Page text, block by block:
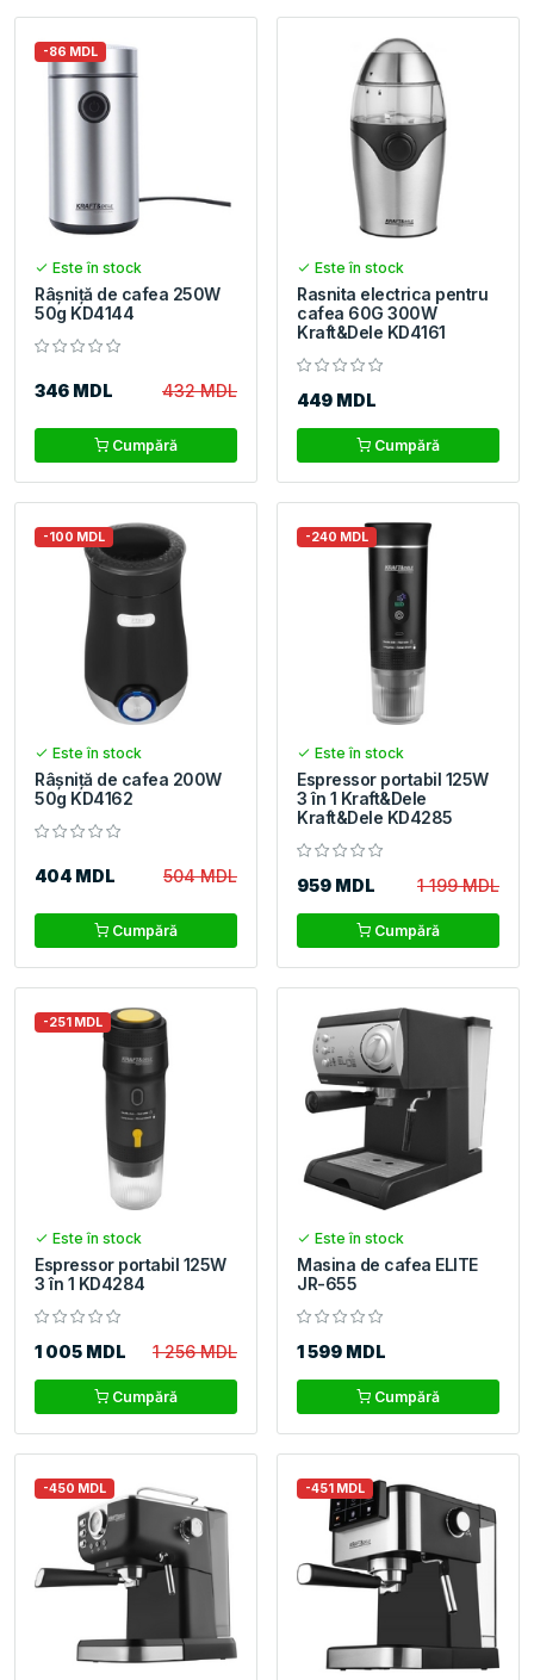
-86 MDL
Este în stock
Râșniță de cafea 250W
50g KD4144
346 MDL 432 MDL
Cumpără
Este în stock
Rasnita electrica pentru
cafea 60G 300W
Kraft&Dele KD4161
449 MDL
Cumpără
-100 MDL
Este în stock
Râșniță de cafea 200W
50g KD4162
404 MDL 504 MDL
Cumpără
-240 MDL
Este în stock
Espressor portabil 125W
3 în 1 Kraft&Dele
Kraft&Dele KD4285
959 MDL 1 199 MDL
Cumpără
-251 MDL
Este în stock
Espressor portabil 125W
3 în 1 KD4284
1 005 MDL 1 256 MDL
Cumpără
Este în stock
Masina de cafea ELITE
JR-655
1 599 MDL
Cumpără
-450 MDL -451 MDL